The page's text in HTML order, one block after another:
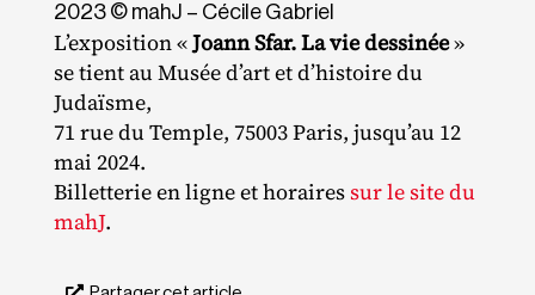
2023 © mahJ – Cécile Gabriel
L’exposition «Joann Sfar. La vie dessinée»
se tient au Musée d’art et d’histoire du
Judaïsme,
71 rue du Temple, 75003 Paris, jusqu’au 12
mai 2024.
Billetterie en ligne et horairessur le site du
mahJ.